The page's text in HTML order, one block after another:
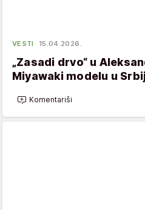
VESTI 15.04.2026.
„Zasadi drvo“ u
Miyawaki modelu u
Komentariši